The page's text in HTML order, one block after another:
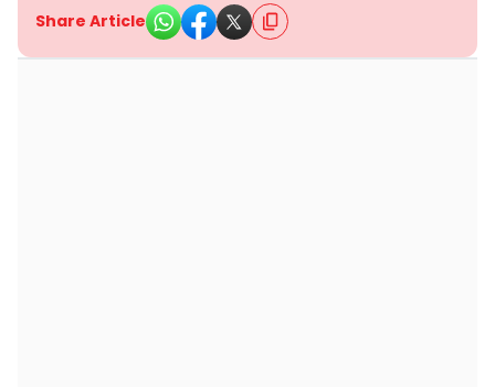
Share Article